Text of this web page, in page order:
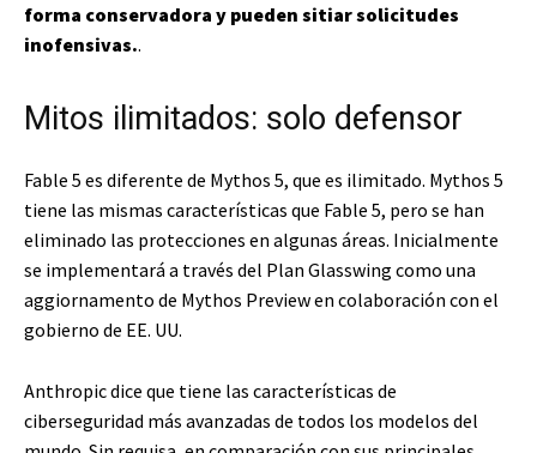
forma conservadora y pueden sitiar solicitudes
inofensivas..
Mitos ilimitados: solo defensor
Fable 5 es diferente de Mythos 5, que es ilimitado. Mythos 5
tiene las mismas características que Fable 5, pero se han
eliminado las protecciones en algunas áreas. Inicialmente
se implementará a través del Plan Glasswing como una
aggiornamento de Mythos Preview en colaboración con el
gobierno de EE. UU.
Anthropic dice que tiene las características de
ciberseguridad más avanzadas de todos los modelos del